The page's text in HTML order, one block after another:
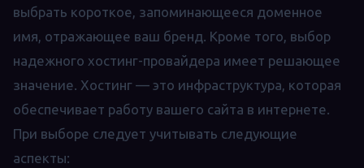
выбрать короткое, запоминающееся доменное
имя, отражающее ваш бренд. Кроме того, выбор
надежного хостинг-провайдера имеет решающее
значение. Хостинг — это инфраструктура, которая
обеспечивает работу вашего сайта в интернете.
При выборе следует учитывать следующие
аспекты: